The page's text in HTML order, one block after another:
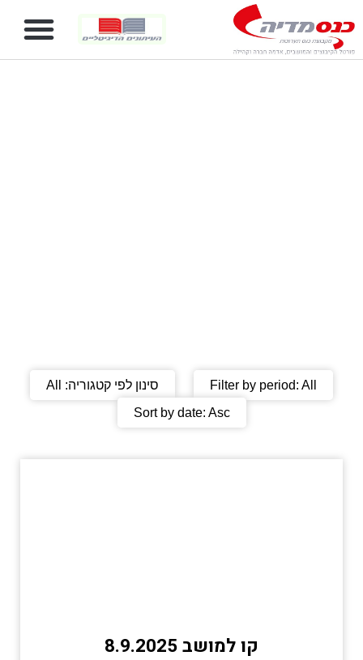
Filter by period: All סינון לפי קטגוריה:
All
Sort by date: Asc
קו למושב 8.9.2025